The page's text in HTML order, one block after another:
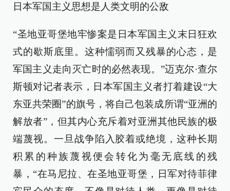
日本军国主义思想是人类文明的公敌
“圣地亚哥堡地牢惨案是日本军国主义末日狂欢
式的歇斯底里。这种懦弱而又残暴的心态，是
军国主义走向灭亡时的必然表现。”迈克尔·查尔
斯顿对记者表示，日本军国主义者打着建设“大
东亚共荣圈”的旗号，将自己包装成所谓“亚洲的
解放者”，但其内心充斥着对亚洲其他民族的极
端蔑视。一旦战争陷入胶着或绝境，这种长期
积累的种族蔑视便会转化为毫无底线的残
暴，“在马尼拉、在圣地亚哥堡，日军对待菲律